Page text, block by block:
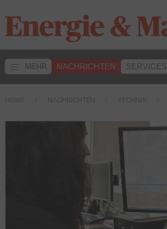
MEHR NACHRICHTEN SERVICES